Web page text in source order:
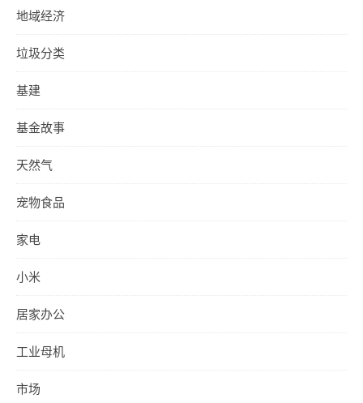
地域经济
垃圾分类
基建
基金故事
天然气
宠物食品
家电
小米
居家办公
工业母机
市场